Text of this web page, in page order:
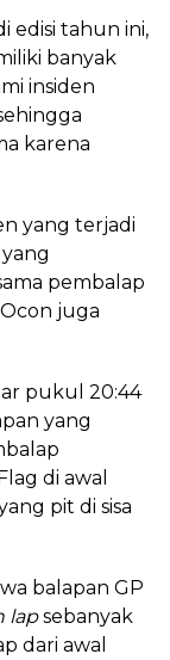
edisi tahun ini,
banyak
insiden
karena
yang terjadi
pembalap
juga
pukul 20:44
yang
di awal
pit di sisa
balapan GP
lapsebanyak
dari awal